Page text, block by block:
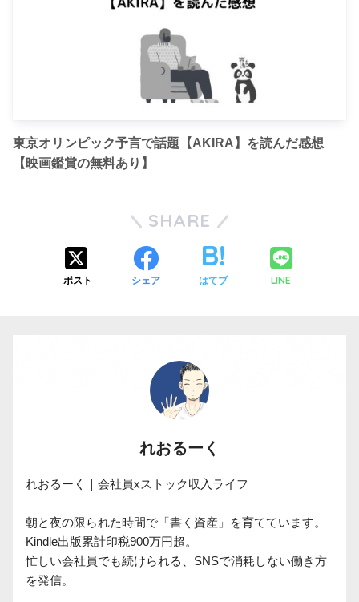
東京オリンピック予言で話題【AKIRA】を読んだ感想
【映画鑑賞の無料あり】
SHARE
ポスト シェア はてブ LINE
れおるーく
れおるーく｜会社員xストック収入ライフ
朝と夜の限られた時間で「書く資産」を育てています。
Kindle出版累計印税900万円超。
忙しい会社員でも続けられる、SNSで消耗しない働き方
を発信。